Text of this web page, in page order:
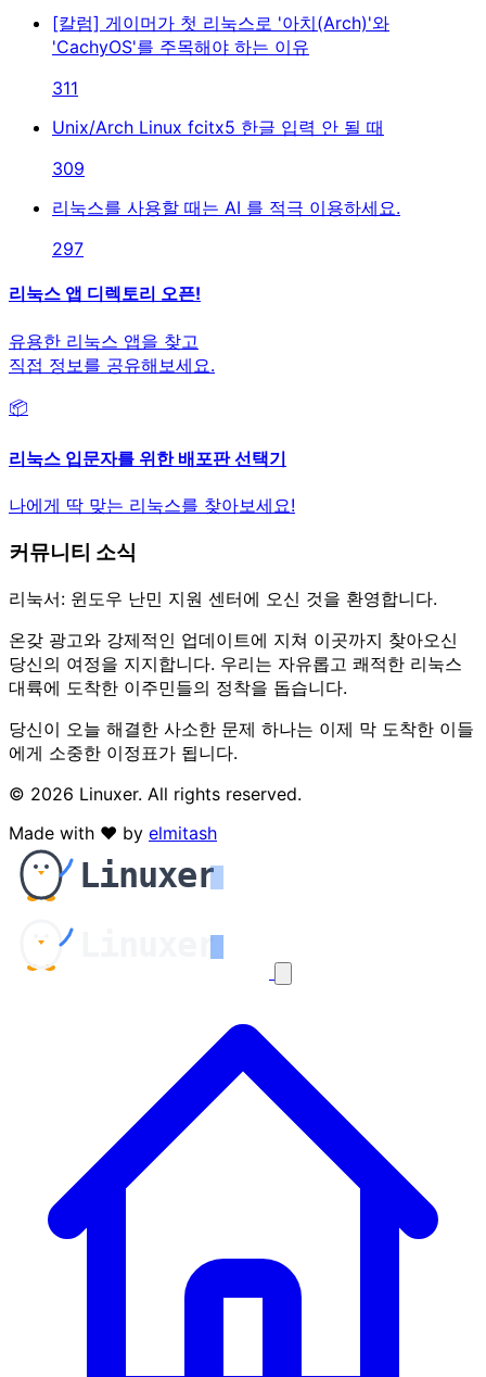
[칼럼] 게이머가 첫 리눅스로 '아치(Arch)'와
'CachyOS'를 주목해야 하는 이유
311
Unix/Arch Linux fcitx5 한글 입력 안 될 때
309
리눅스를 사용할 때는 AI 를 적극 이용하세요.
297
리눅스 앱 디렉토리 오픈!
유용한 리눅스 앱을 찾고
직접 정보를 공유해보세요.
📦
리눅스 입문자를 위한 배포판 선택기
나에게 딱 맞는 리눅스를 찾아보세요!
커뮤니티 소식
리눅서: 윈도우 난민 지원 센터에 오신 것을 환영합니다.
온갖 광고와 강제적인 업데이트에 지쳐 이곳까지 찾아오신
당신의 여정을 지지합니다. 우리는 자유롭고 쾌적한 리눅스
대륙에 도착한 이주민들의 정착을 돕습니다.
당신이 오늘 해결한 사소한 문제 하나는 이제 막 도착한 이들
에게 소중한 이정표가 됩니다.
© 2026 Linuxer. All rights reserved.
Made with ♥ by elmitash